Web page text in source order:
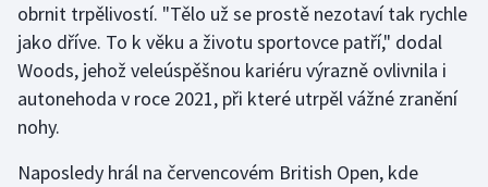
Krasobruslení
Lezení
obrnit trpělivostí. "Tělo už se prostě nezotaví tak rychle
jako dříve. To k věku a životu sportovce patří," dodal
Woods, jehož veleúspěšnou kariéru výrazně ovlivnila i
autonehoda v roce 2021, při které utrpěl vážné zranění
nohy.
Naposledy hrál na červencovém British Open, kde